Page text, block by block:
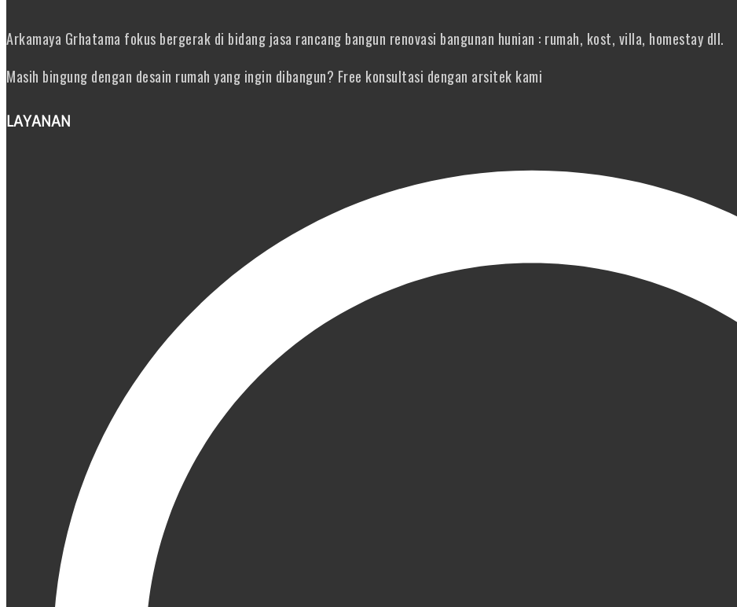
Arkamaya Grhatama fokus bergerak di bidang jasa rancang bangun renovasi bangunan hunian : rumah, kost, villa, homestay dll.
Masih bingung dengan desain rumah yang ingin dibangun? Free konsultasi dengan arsitek kami
LAYANAN